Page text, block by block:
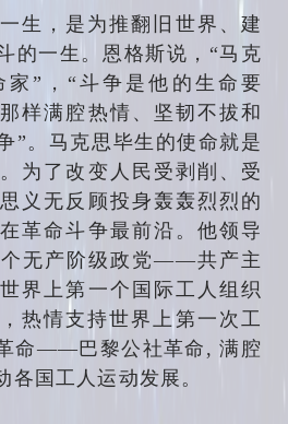
是为推翻旧世界、建
的一生。恩格斯说，“马克
家”，“斗争是他的生命要
样满腔热情、坚韧不拔和
”。马克思毕生的使命就是
为了改变人民受剥削、受
义无反顾投身轰轰烈烈的
革命斗争最前沿。他领导
无产阶级政党——共产主
界上第一个国际工人组织
热情支持世界上第一次工
命——巴黎公社革命, 满腔
各国工人运动发展。